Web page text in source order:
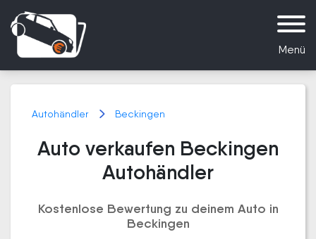
Menü
Autohändler Beckingen
Auto verkaufen Beckingen
Autohändler
Kostenlose Bewertung zu deinem Auto in
Beckingen